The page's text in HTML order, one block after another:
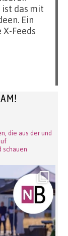
das mit
Ein
Feeds
die aus der und